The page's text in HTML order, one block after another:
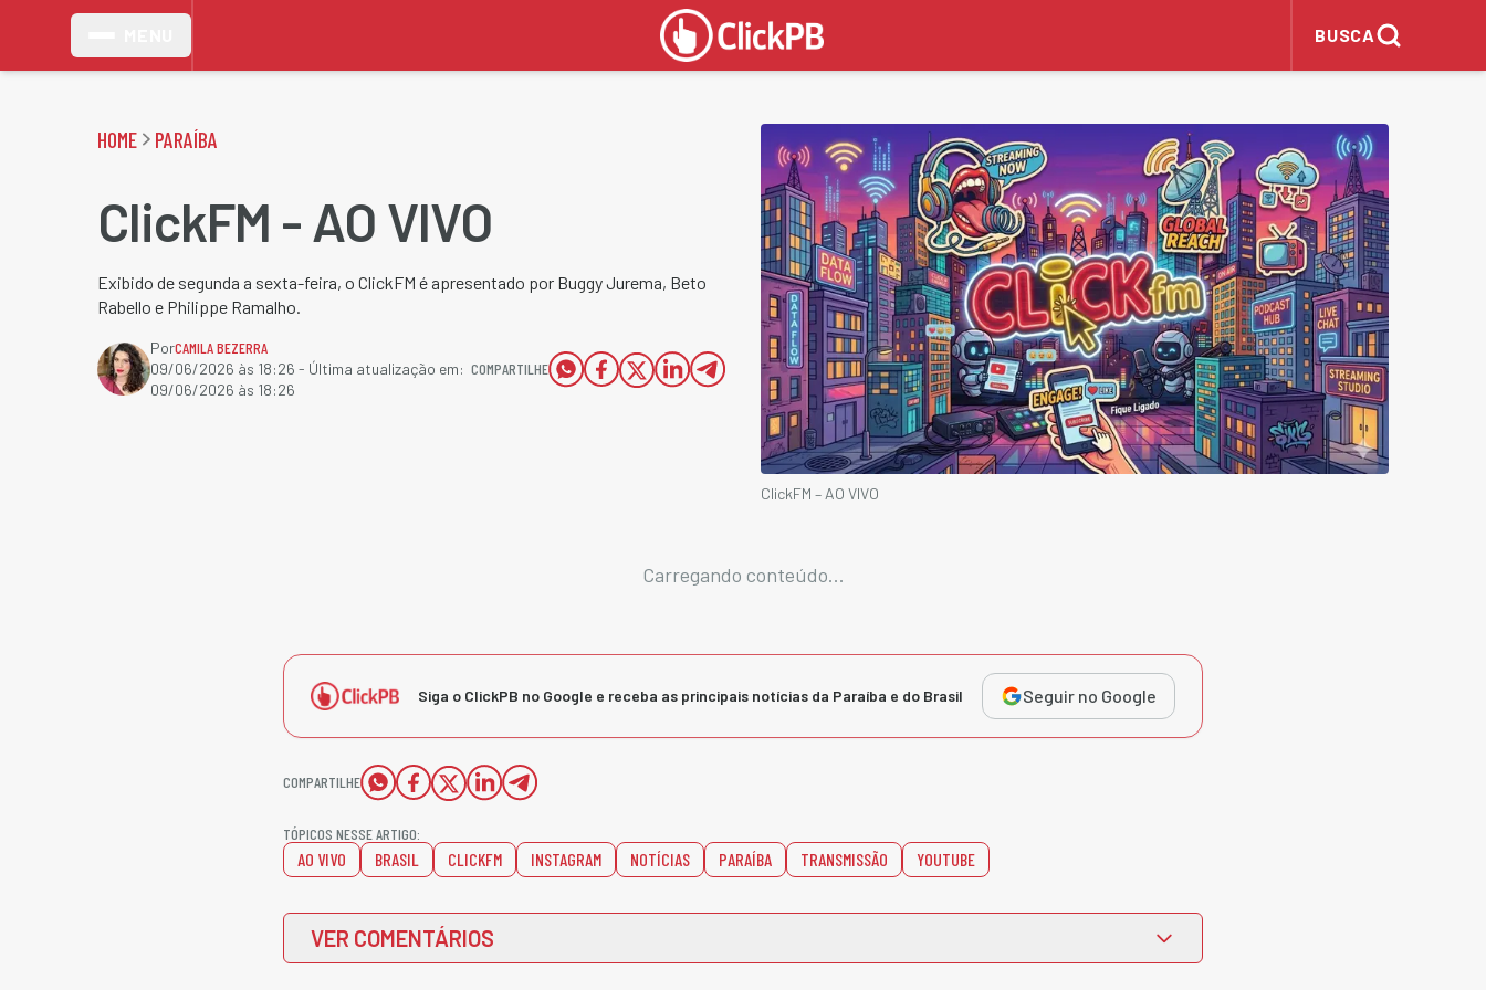
BUSCA
HOME PARAÍBA
ClickFM - AO VIVO
Exibido de segunda a sexta-feira, o ClickFM é apresentado por Buggy Jurema, Beto
Rabello e Philippe Ramalho.
PorCAMILA BEZERRA
09/06/2026 às 18:26 - Última atualização em:
09/06/2026 às 18:26
COMPARTILHE
ClickFM – AO VIVO
Carregando conteúdo...
Siga o ClickPB no Google e receba as principais notícias da Paraíba e do Brasil Seguir no Google
COMPARTILHE
TÓPICOS NESSE ARTIGO:
AO VIVO BRASIL CLICKFM INSTAGRAM NOTÍCIAS PARAÍBA TRANSMISSÃO YOUTUBE
VER COMENTÁRIOS